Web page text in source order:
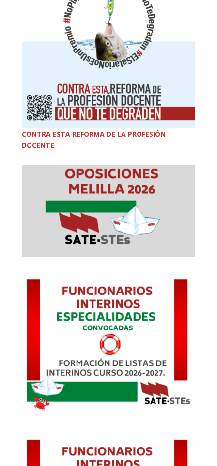
CONTRA ESTA REFORMA DE LA PROFESIÓN
DOCENTE